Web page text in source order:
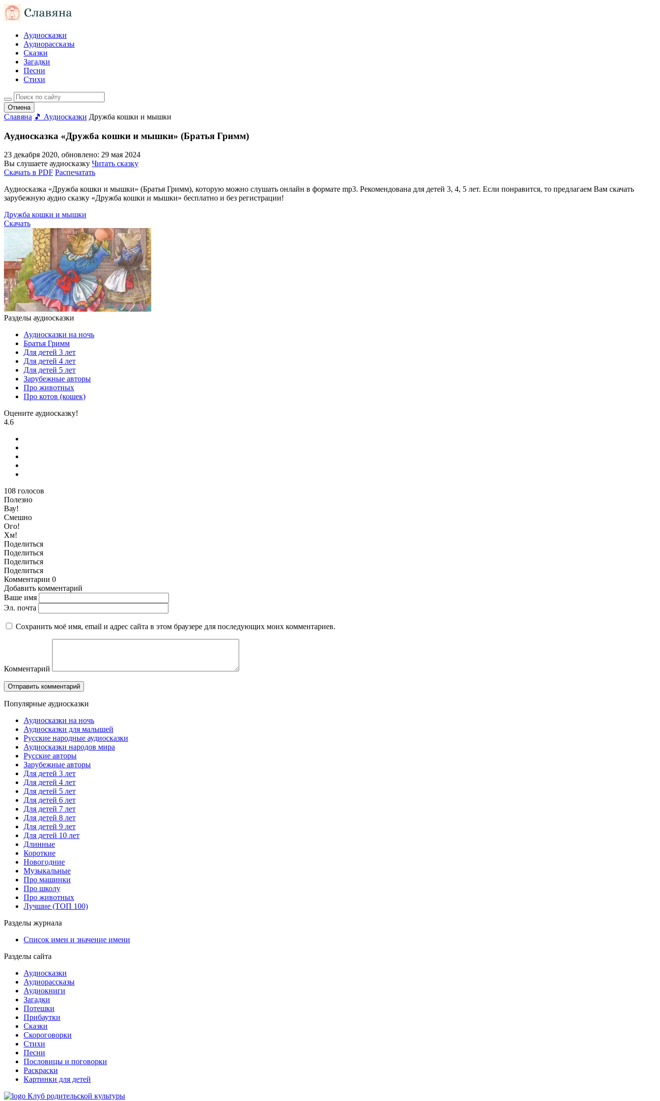
Аудиосказки
Аудиорассказы
Сказки
Загадки
Песни
Стихи
Отмена
Славяна 🎵 Аудиосказки Дружба кошки и мышки
Аудиосказка «Дружба кошки и мышки» (Братья Гримм)
23 декабря 2020, обновлено: 29 мая 2024
Вы слушаете аудиосказку Читать сказку
Скачать в PDF Распечатать
Аудиосказка «Дружба кошки и мышки» (Братья Гримм), которую можно слушать онлайн в формате mp3. Рекомендована для детей 3, 4, 5 лет. Если понравится, то предлагаем Вам скачать
зарубежную аудио сказку «Дружба кошки и мышки» бесплатно и без регистрации!
Дружба кошки и мышки
Скачать
Разделы аудиосказки
Аудиосказки на ночь
Братья Гримм
Для детей 3 лет
Для детей 4 лет
Для детей 5 лет
Зарубежные авторы
Про животных
Про котов (кошек)
Оцените аудиосказку!
4.6
108 голосов
Полезно
Вау!
Смешно
Ого!
Хм!
Поделиться
Поделиться
Поделиться
Поделиться
Комментарии 0
Добавить комментарий
Ваше имя
Эл. почта
Сохранить моё имя, email и адрес сайта в этом браузере для последующих моих комментариев.
Комментарий
Популярные аудиосказки
Аудиосказки на ночь
Аудиосказки для малышей
Русские народные аудиосказки
Аудиосказки народов мира
Русские авторы
Зарубежные авторы
Для детей 3 лет
Для детей 4 лет
Для детей 5 лет
Для детей 6 лет
Для детей 7 лет
Для детей 8 лет
Для детей 9 лет
Для детей 10 лет
Длинные
Короткие
Новогодние
Музыкальные
Про машинки
Про школу
Про животных
Лучшие (ТОП 100)
Разделы журнала
Список имен и значение имени
Разделы сайта
Аудиосказки
Аудиорассказы
Аудиокниги
Загадки
Потешки
Прибаутки
Сказки
Скороговорки
Стихи
Песни
Пословицы и поговорки
Раскраски
Картинки для детей
Клуб родительской культуры